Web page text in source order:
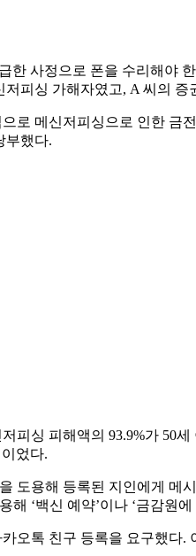
한 사정으로 폰을 수리해야
피싱 가해자였고, A 씨의
로 메신저피싱으로 인한 금
부했다.
피싱 피해액의 93.9%가 50
었다.
도용해 등록된 지인에게 메
해 ‘백신 예약’이나 ‘금감원
오톡 친구 등록을 요구했다